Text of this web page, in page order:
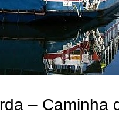
– Caminha